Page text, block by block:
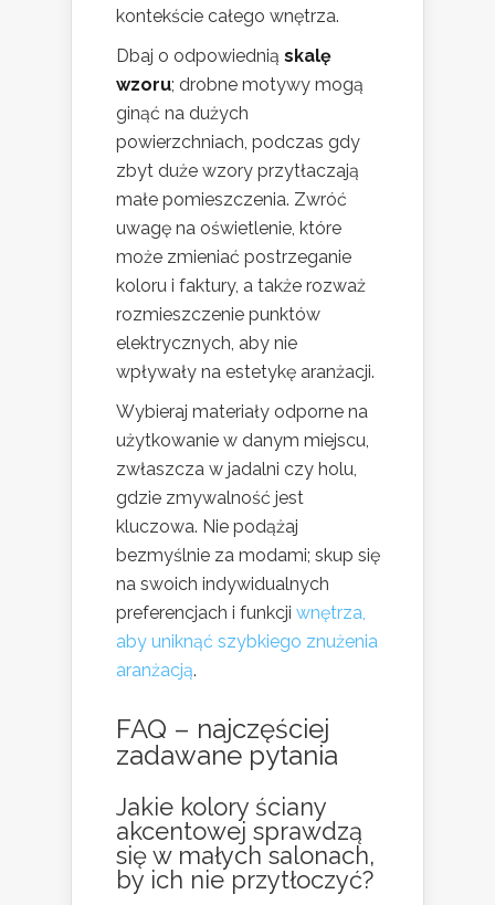
kontekście całego wnętrza.
Dbaj o odpowiednią skalę
wzoru; drobne motywy mogą
ginąć na dużych
powierzchniach, podczas gdy
zbyt duże wzory przytłaczają
małe pomieszczenia. Zwróć
uwagę na oświetlenie, które
może zmieniać postrzeganie
koloru i faktury, a także rozważ
rozmieszczenie punktów
elektrycznych, aby nie
wpływały na estetykę aranżacji.
Wybieraj materiały odporne na
użytkowanie w danym miejscu,
zwłaszcza w jadalni czy holu,
gdzie zmywalność jest
kluczowa. Nie podążaj
bezmyślnie za modami; skup się
na swoich indywidualnych
preferencjach i funkcji wnętrza,
aby uniknąć szybkiego znużenia
aranżacją.
FAQ – najczęściej
zadawane pytania
Jakie kolory ściany
akcentowej sprawdzą
się w małych salonach,
by ich nie przytłoczyć?